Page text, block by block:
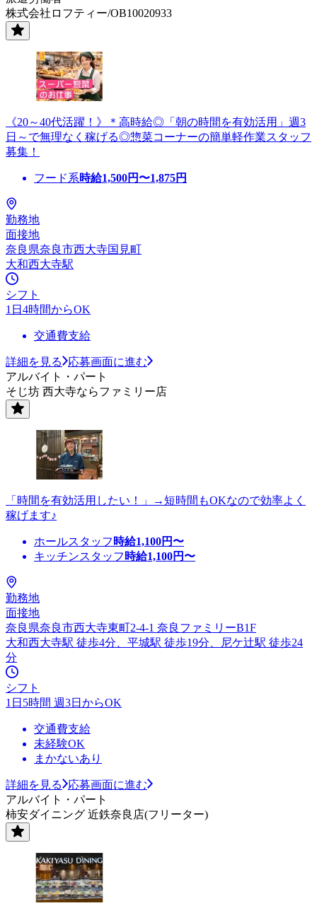
株式会社ロフティー/OB10020933
《20～40代活躍！》＊高時給◎「朝の時間を有効活用」週3
日～で無理なく稼げる◎惣菜コーナーの簡単軽作業スタッフ
募集！
フード系時給1,500円〜1,875円
勤務地
面接地
奈良県奈良市西大寺国見町
大和西大寺駅
シフト
1日4時間からOK
交通費支給
詳細を見る
応募画面に進む
アルバイト・パート
そじ坊 西大寺ならファミリー店
「時間を有効活用したい！」→短時間もOKなので効率よく
稼げます♪
ホールスタッフ 時給1,100円〜
キッチンスタッフ 時給1,100円〜
勤務地
面接地
奈良県奈良市西大寺東町2-4-1 奈良ファミリーB1F
大和西大寺駅 徒歩4分、平城駅 徒歩19分、尼ケ辻駅 徒歩24
分
シフト
1日5時間 週3日からOK
交通費支給
未経験OK
まかないあり
詳細を見る
応募画面に進む
アルバイト・パート
柿安ダイニング 近鉄奈良店(フリーター)